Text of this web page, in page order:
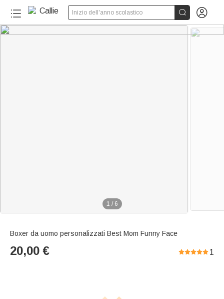
Inizio dell'anno scolastico  
1 / 6
Boxer da uomo personalizzati Best Mom Funny Face
20,00 € 1